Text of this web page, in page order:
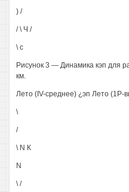
) /
/ \ Ч /
\ с
Рисунок 3 — Динамика кэп для
км.
Лето (IV-среднее) ¿эп Лето
\
/
\ N К
N
\ /